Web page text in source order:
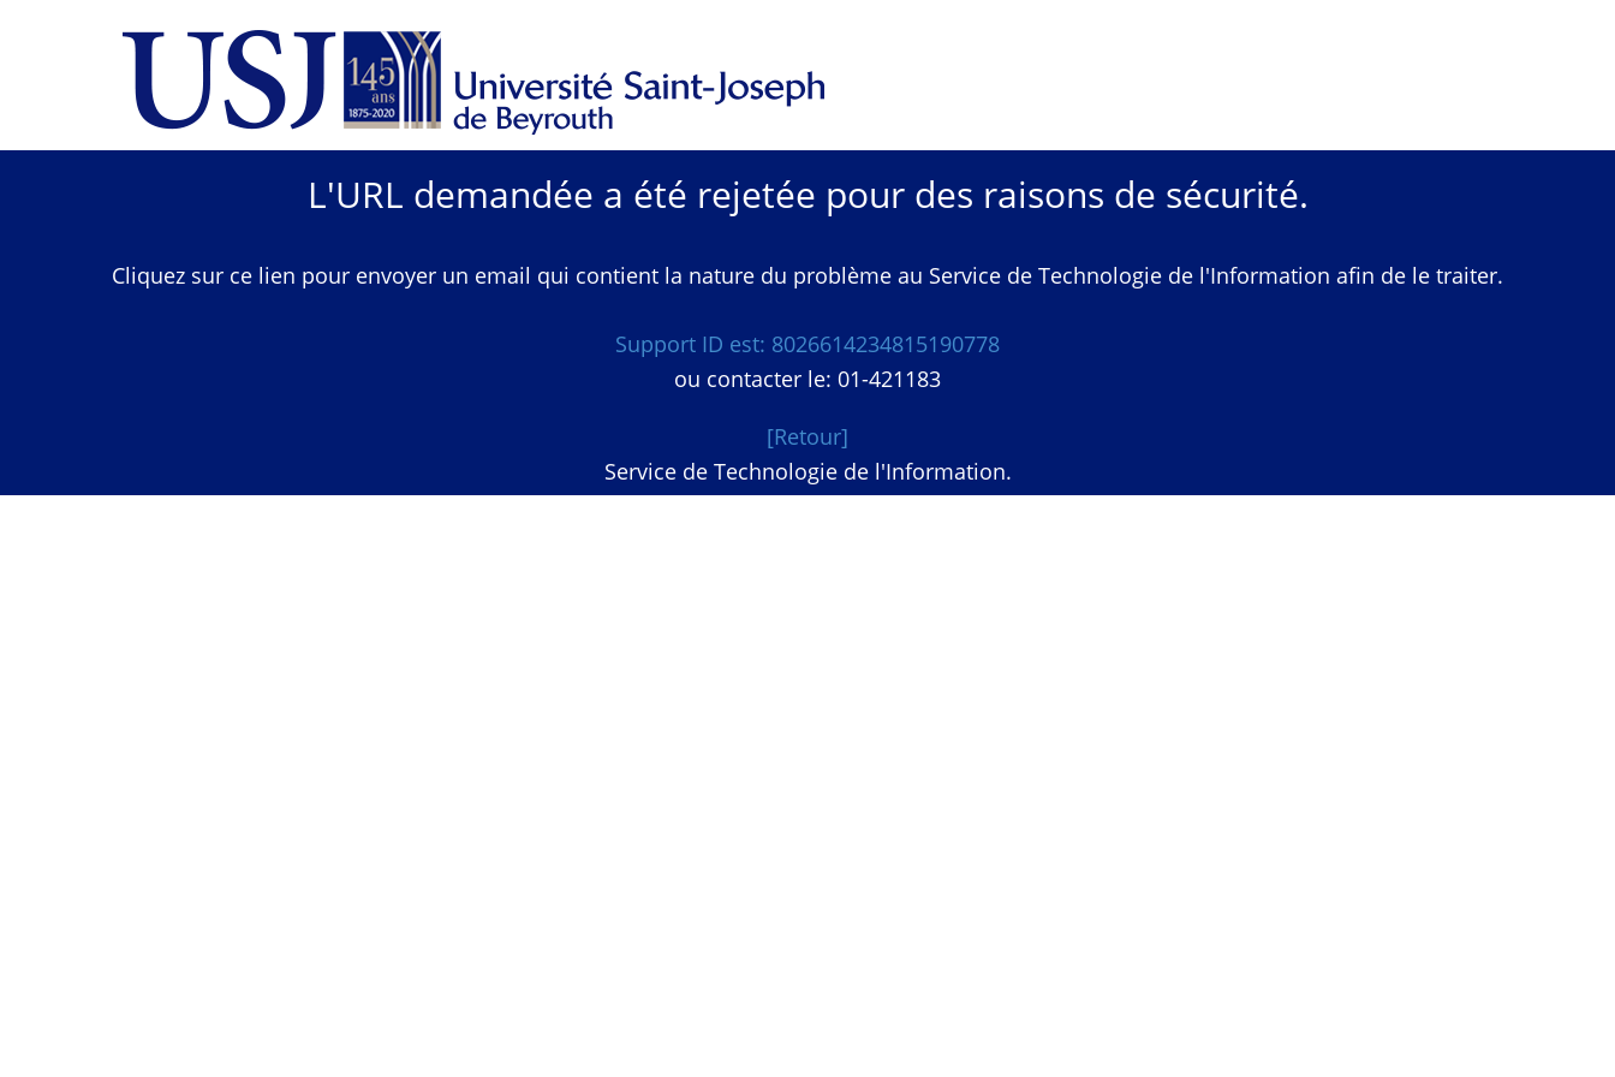
L'URL demandée a été rejetée pour des raisons de sécurité.
Cliquez sur ce lien pour envoyer un email qui contient la nature du problème au Service de Technologie de l'Information afin de le traiter.
Support ID est: 8026614234815190778
ou contacter le: 01-421183
[Retour]
Service de Technologie de l'Information.